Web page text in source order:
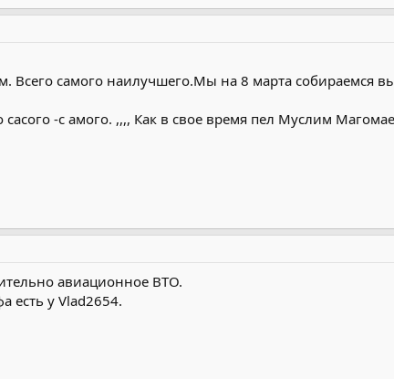
Всего самого наилучшего.Мы на 8 марта собираемся
-с амого. ,,,, Как в свое время пел Муслим
авиационное ВТО.
есть у Vlad2654.